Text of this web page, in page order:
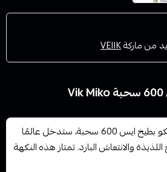
من ماركةVEIIK
فييك ميكو بطيخ ايس 600 سحبة Vik Miko
عندما تقرر تجربة فييك ميكو بطيخ ايس 600 سحبة، ستدخل عالمًا
والانتعاش البارد. تمتاز هذه النكهة